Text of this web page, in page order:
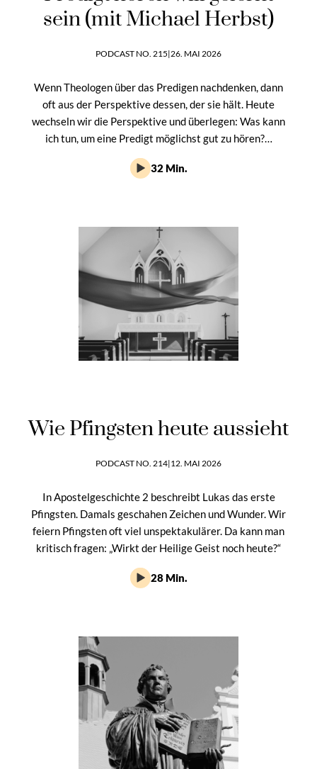
sein (mit Michael Herbst)
PODCAST NO. 215|26. MAI 2026
Wenn Theologen über das Predigen nachdenken, dann
oft aus der Perspektive dessen, der sie hält. Heute
wechseln wir die Perspektive und überlegen: Was kann
ich tun, um eine Predigt möglichst gut zu hören?…
32 Min.
Wie Pfingsten heute aussieht
PODCAST NO. 214|12. MAI 2026
In Apostelgeschichte 2 beschreibt Lukas das erste
Pfingsten. Damals geschahen Zeichen und Wunder. Wir
feiern Pfingsten oft viel unspektakulärer. Da kann man
kritisch fragen: „Wirkt der Heilige Geist noch heute?“
28 Min.